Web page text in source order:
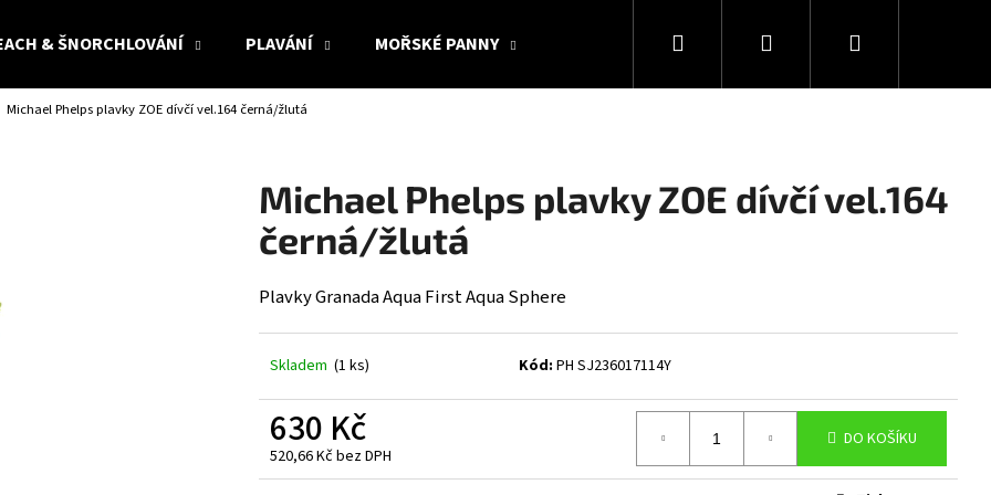
& ŠNORCHLOVÁNÍ PLAVÁNÍ MOŘSKÉ PANNY KOLEKCE SNAKESUB & DES DÁRKOVÉ
Hledat PřihlášeníNákupní
Michael Phelps plavky ZOE dívčí vel.164 černá/žlutá
Michael Phelps plavky ZOE dívčí vel.164
černá/žlutá
Plavky Granada Aqua First Aqua Sphere
Skladem (1 ks) Kód: PH SJ236017114Y
630 Kč
520,66 Kč bez DPH
Měrná
DO KOŠÍKU
Co potřebujete najít?
HLEDAT